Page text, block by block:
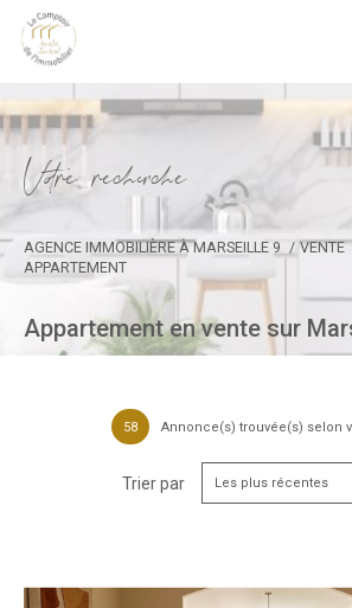
Vore recece
AGENCE IMMOBILIÈRE À MARSEILLE 9 VENTE
APPARTEMENT
Appartement en vente sur
58 Annonce(s) trouvée(s) selon
Trier par Les plus récentes